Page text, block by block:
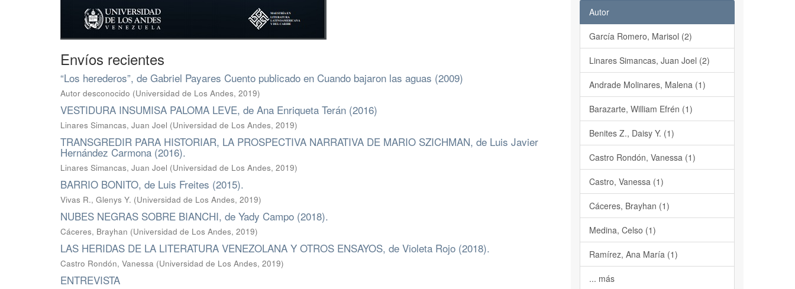
Envíos recientes
“Los herederos”, de Gabriel Payares Cuento publicado en Cuando bajaron las aguas (2009)
Autor desconocido (Universidad de Los Andes, 2019)
VESTIDURA INSUMISA PALOMA LEVE, de Ana Enriqueta Terán (2016)
Linares Simancas, Juan Joel (Universidad de Los Andes, 2019)
TRANSGREDIR PARA HISTORIAR, LA PROSPECTIVA NARRATIVA DE MARIO SZICHMAN, de Luis Javier
Hernández Carmona (2016).
Linares Simancas, Juan Joel (Universidad de Los Andes, 2019)
BARRIO BONITO, de Luis Freites (2015).
Vivas R., Glenys Y. (Universidad de Los Andes, 2019)
NUBES NEGRAS SOBRE BIANCHI, de Yady Campo (2018).
Cáceres, Brayhan (Universidad de Los Andes, 2019)
LAS HERIDAS DE LA LITERATURA VENEZOLANA Y OTROS ENSAYOS, de Violeta Rojo (2018).
Castro Rondón, Vanessa (Universidad de Los Andes, 2019)
ENTREVISTA
Autor
García Romero, Marisol (2)
Linares Simancas, Juan Joel (2)
Andrade Molinares, Malena (1)
Barazarte, William Efrén (1)
Benites Z., Daisy Y. (1)
Castro Rondón, Vanessa (1)
Castro, Vanessa (1)
Cáceres, Brayhan (1)
Medina, Celso (1)
Ramírez, Ana María (1)
... más